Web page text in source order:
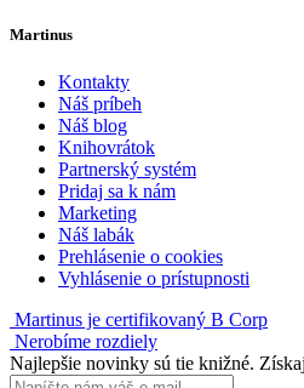
Martinus
Kontakty
Náš príbeh
Náš blog
Knihovrátok
Partnerský systém
Pridaj sa k nám
Marketing
Náš labák
Prehlásenie o cookies
Vyhlásenie o prístupnosti
Martinus je certifikovaný B Corp
Nerobíme rozdiely
Najlepšie novinky sú tie knižné.